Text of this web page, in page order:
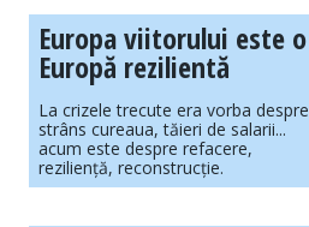
Europa viitorului este o
Europă rezilientă
La crizele trecute era vorba despre
strâns cureaua, tăieri de salarii...
acum este despre refacere,
reziliență, reconstrucție.